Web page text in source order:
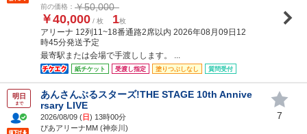
前の価格： ￥50,000
￥40,000 / 枚 1枚
アリーナ 12列11~18番通路2席以内 2026年08月09日12
時45分発送予定
最寄駅または会場で手渡しします。 ...
紙チケット 受渡し指定 塗りつぶしなし 質問受付
明日
まで
あんさんぶるスターズ!THE STAGE 10th Annive
rsary LIVE
2026/08/09 (日) 13時00分
ぴあアリーナMM (神奈川)
7